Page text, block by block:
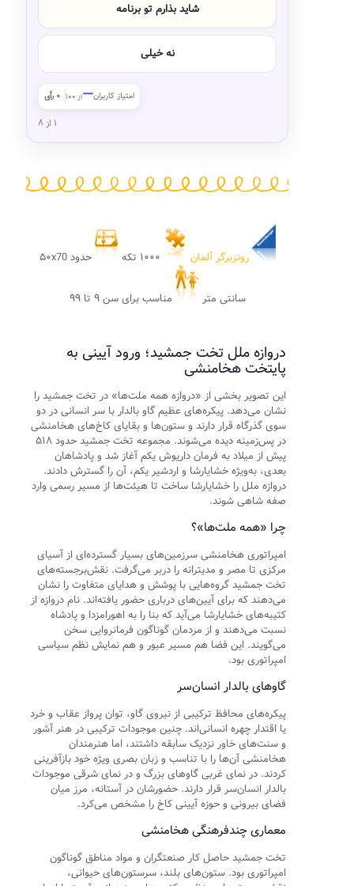
شاید بذارم تو برنامه
نه خیلی
امتیاز کاربران—از ۱۰۰ ۰ رأی
۱ از ۸
رونزبرگر آلمان حدود ۵۰x70
سانتی متر مناسب برای سن ۹ تا ۹۹
دروازه ملل تخت جمشید؛ ورود آیینی به
پایتخت هخامنشی
این تصویر بخشی از «دروازه همه ملت‌ها» در تخت جمشید را
نشان می‌دهد. پیکره‌های عظیم گاو بالدار با سر انسانی در دو
سوی گذرگاه قرار دارند و ستون‌ها و بقایای کاخ‌های هخامنشی
در پس‌زمینه دیده می‌شوند. مجموعه تخت جمشید حدود ۵۱۸
پیش از میلاد به فرمان داریوش یکم آغاز شد و پادشاهان
بعدی، به‌ویژه خشایارشا و اردشیر یکم، آن را گسترش دادند.
دروازه ملل را خشایارشا ساخت تا هیئت‌ها از مسیر رسمی وارد
صفه شاهی شوند.
چرا «همه ملت‌ها»؟
امپراتوری هخامنشی سرزمین‌های بسیار گسترده‌ای از آسیای
مرکزی تا مصر و مدیترانه را دربر می‌گرفت. نقش‌برجسته‌های
تخت جمشید گروه‌هایی با پوشش و هدایای متفاوت را نشان
می‌دهند که برای آیین‌های درباری حضور یافته‌اند. نام دروازه از
کتیبه‌های خشایارشا می‌آید که بنا را به اهورامزدا و پادشاه
نسبت می‌دهند و از مردمان گوناگون فرمانروایی سخن
می‌گویند. این فضا هم مسیر عبور و هم نمایش نظم سیاسی
امپراتوری بود.
گاوهای بالدار انسان‌سر
پیکره‌های محافظ ترکیبی از نیروی گاو، توان پرواز عقاب و خرد
یا اقتدار چهره انسانی‌اند. چنین موجودات ترکیبی در هنر آشور
و سنت‌های خاور نزدیک سابقه داشتند، اما هنرمندان
هخامنشی آن‌ها را با تناسب و زبان بصری ویژه خود بازآفرینی
کردند. در نمای غربی گاوهای بزرگ و در نمای شرقی موجودات
بالدار انسان‌سر قرار دارند. حضورشان در آستانه، مرز میان
فضای بیرونی و حوزه آیینی کاخ را مشخص می‌کرد.
معماری چندفرهنگی هخامنشی
تخت جمشید حاصل کار صنعتگران و مواد مناطق گوناگون
امپراتوری بود. ستون‌های بلند، سرستون‌های حیوانی،